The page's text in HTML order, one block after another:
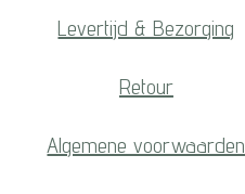
Levertijd & Bezorging
Retour
Algemene voorwaarden